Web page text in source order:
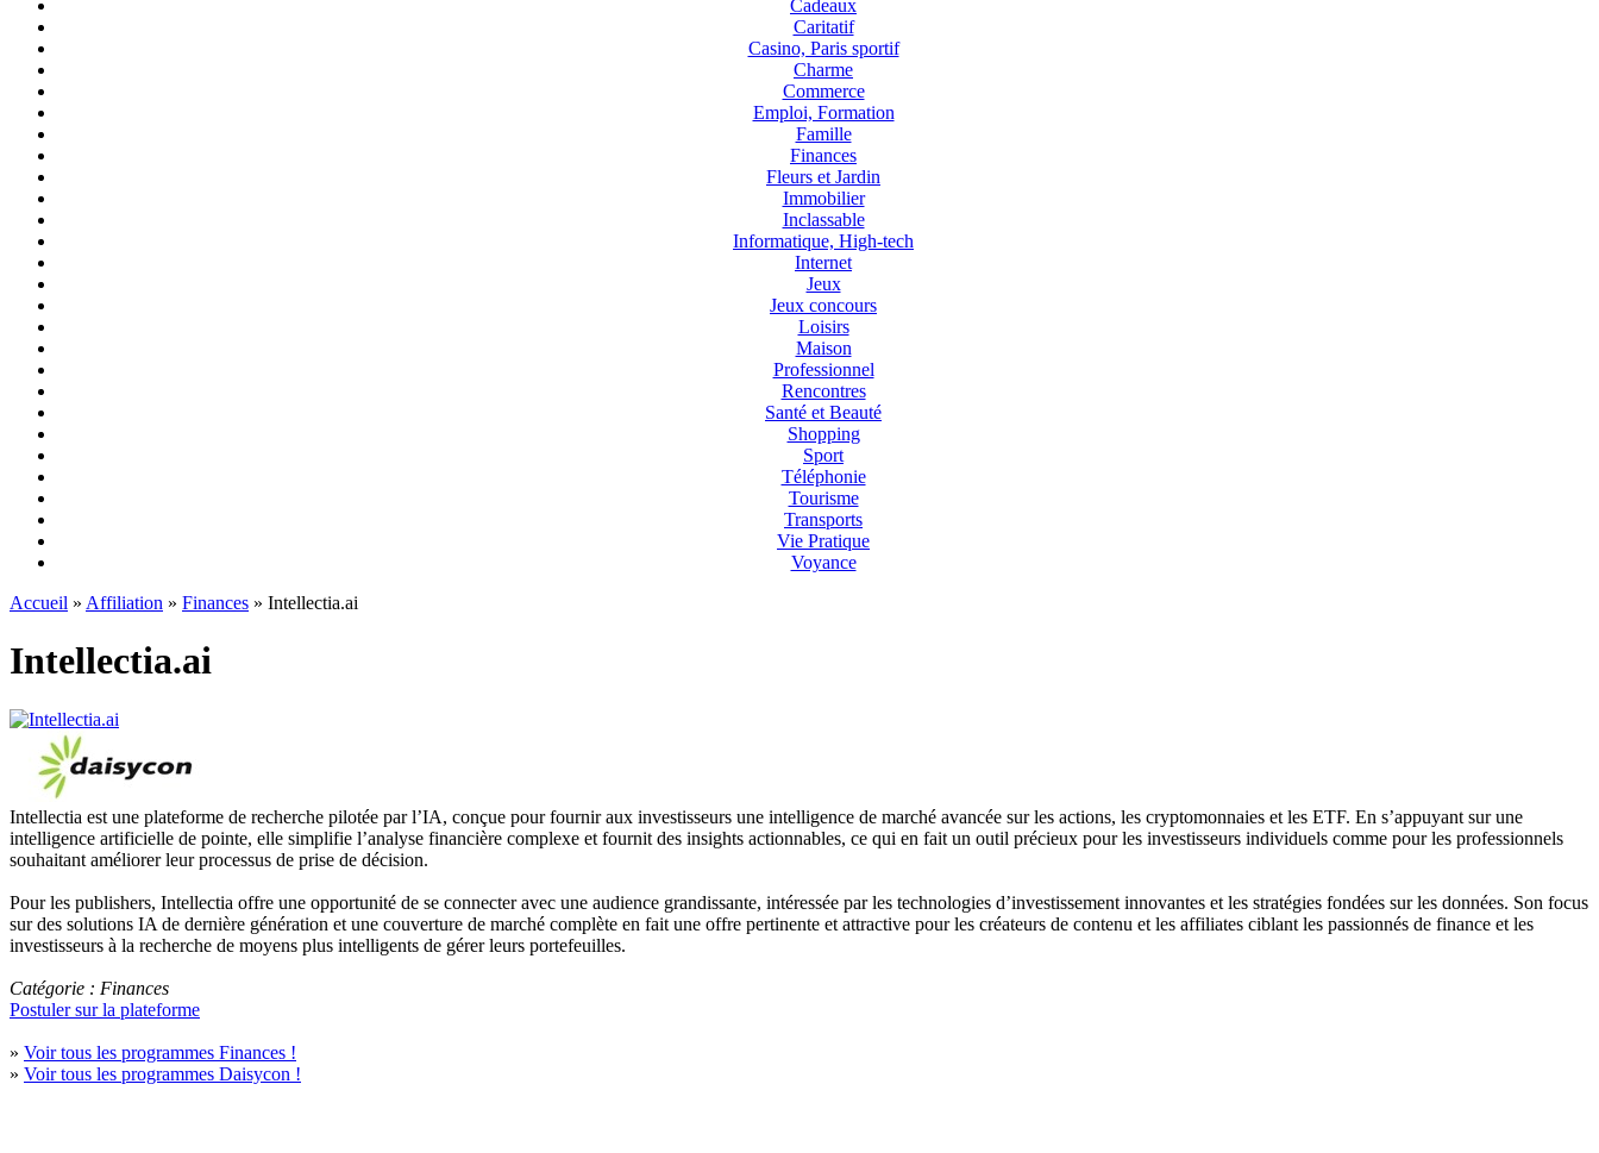
Cadeaux
Caritatif
Casino, Paris sportif
Charme
Commerce
Emploi, Formation
Famille
Finances
Fleurs et Jardin
Immobilier
Inclassable
Informatique, High-tech
Internet
Jeux
Jeux concours
Loisirs
Maison
Professionnel
Rencontres
Santé et Beauté
Shopping
Sport
Téléphonie
Tourisme
Transports
Vie Pratique
Voyance
Accueil » Affiliation » Finances » Intellectia.ai
Intellectia.ai
Intellectia est une plateforme de recherche pilotée par l’IA, conçue pour fournir aux investisseurs une intelligence de marché avancée sur les actions, les cryptomonnaies et les ETF. En s’appuyant sur une
intelligence artificielle de pointe, elle simplifie l’analyse financière complexe et fournit des insights actionnables, ce qui en fait un outil précieux pour les investisseurs individuels comme pour les professionnels
souhaitant améliorer leur processus de prise de décision.
Pour les publishers, Intellectia offre une opportunité de se connecter avec une audience grandissante, intéressée par les technologies d’investissement innovantes et les stratégies fondées sur les données. Son focus
sur des solutions IA de dernière génération et une couverture de marché complète en fait une offre pertinente et attractive pour les créateurs de contenu et les affiliates ciblant les passionnés de finance et les
investisseurs à la recherche de moyens plus intelligents de gérer leurs portefeuilles.
Catégorie : Finances
Postuler sur la plateforme
» Voir tous les programmes Finances !
» Voir tous les programmes Daisycon !